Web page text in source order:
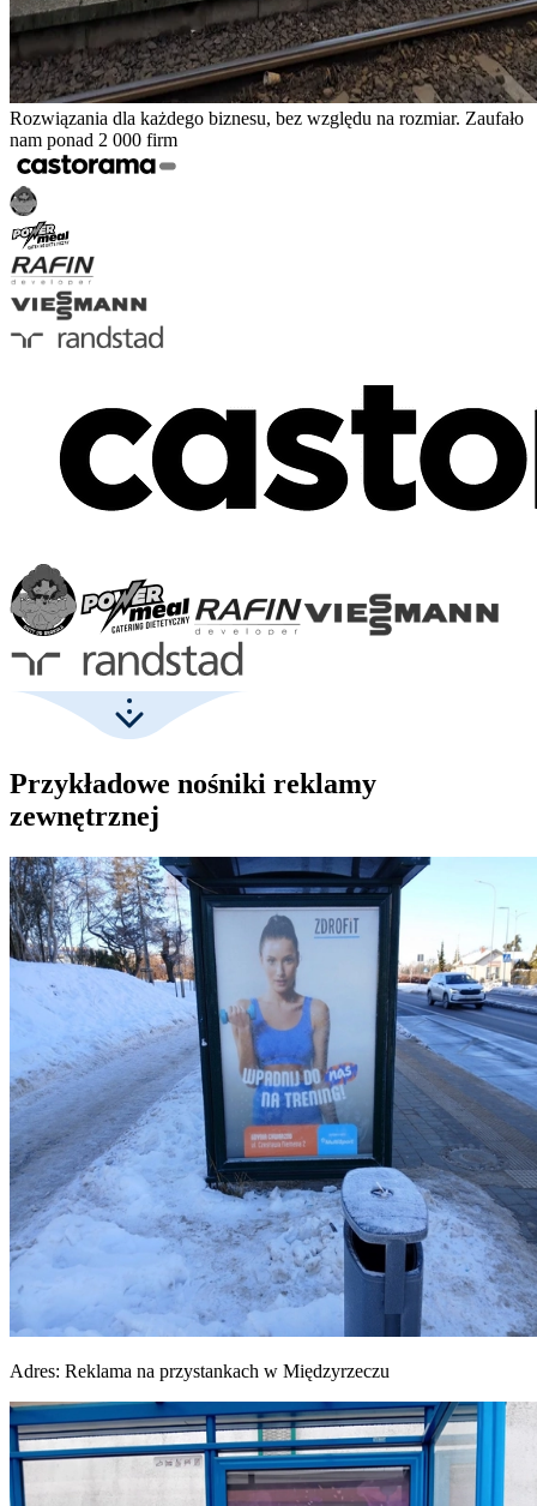
Rozwiązania dla każdego biznesu, bez względu na rozmiar. Zaufało
nam ponad 2 000 firm
Przykładowe nośniki reklamy
zewnętrznej
Adres: Reklama na przystankach w Międzyrzeczu